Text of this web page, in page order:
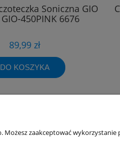
Soniczna GIO
450PINK 6676
89,99 zł
DO KOSZYKA
Informacje o
zaakceptować wykorzystanie